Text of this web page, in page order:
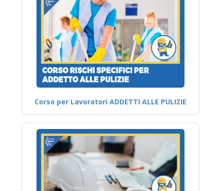
Corso per Lavoratori ADDETTI ALLE PULIZIE